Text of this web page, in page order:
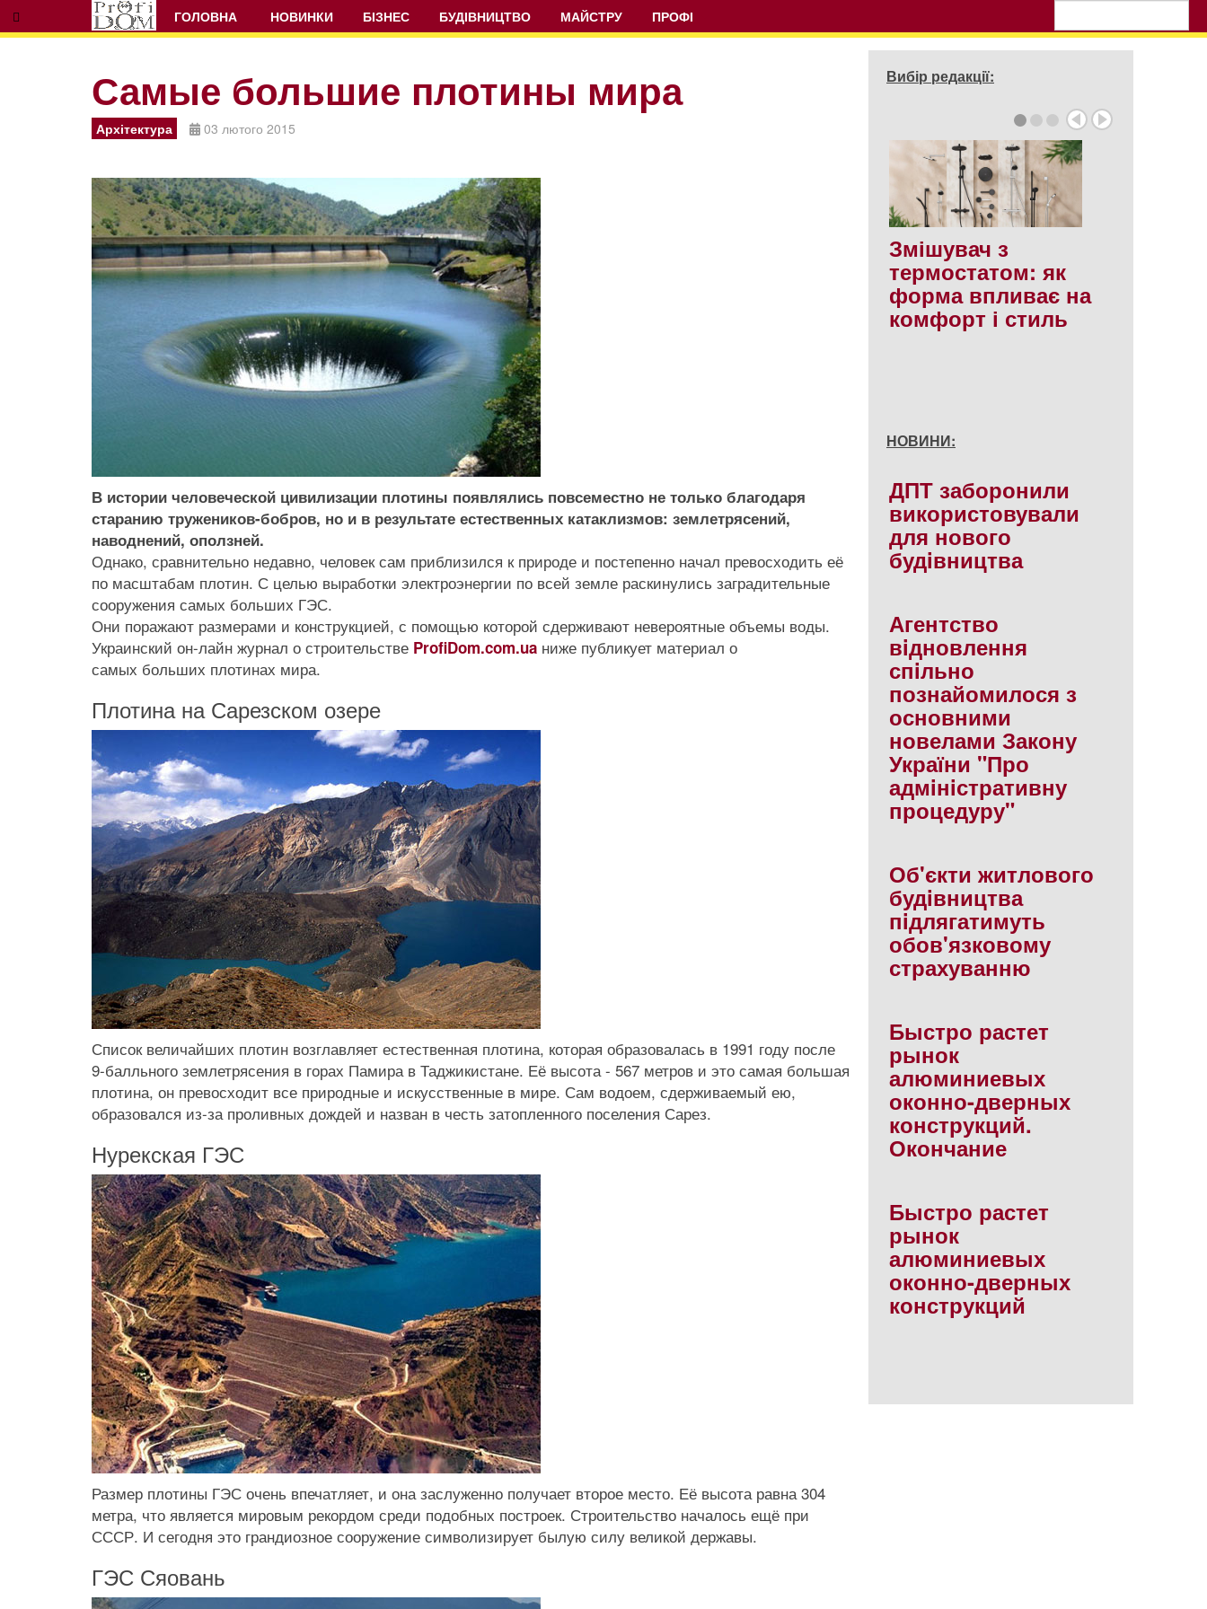
ГОЛОВНА НОВИНКИ БІЗНЕС БУДІВНИЦТВО МАЙСТРУ ПРОФІ
Самые большие плотины мира
Архітектура 03 лютого 2015
В истории человеческой цивилизации плотины появлялись повсеместно не только благодаря
старанию тружеников-бобров, но и в результате естественных катаклизмов: землетрясений,
наводнений, оползней.
Однако, сравнительно недавно, человек сам приблизился к природе и постепенно начал превосходить её
по масштабам плотин. С целью выработки электроэнергии по всей земле раскинулись заградительные
сооружения самых больших ГЭС.
Они поражают размерами и конструкцией, с помощью которой сдерживают невероятные объемы воды.
Украинский он-лайн журнал о строительстве ProfiDom.com.ua ниже публикует материал о
самых больших плотинах мира.
Плотина на Сарезском озере
Список величайших плотин возглавляет естественная плотина, которая образовалась в 1991 году после
9-балльного землетрясения в горах Памира в Таджикистане. Её высота - 567 метров и это самая большая
плотина, он превосходит все природные и искусственные в мире. Сам водоем, сдерживаемый ею,
образовался из-за проливных дождей и назван в честь затопленного поселения Сарез.
Нурекская ГЭС
Размер плотины ГЭС очень впечатляет, и она заслуженно получает второе место. Её высота равна 304
метра, что является мировым рекордом среди подобных построек. Строительство началось ещё при
СССР. И сегодня это грандиозное сооружение символизирует былую силу великой державы.
ГЭС Сяовань
Вибір редакції:
Prev
Змішувач з
термостатом: як
форма впливає на
комфорт і стиль
НОВИНИ:
ДПТ заборонили
використовували
для нового
будiвництва
Агентство
вiдновлення
спiльно
познайомилося з
основними
новелами Закону
України "Про
адмiнiстративну
процедуру"
Об'єкти житлового
будiвництва
пiдлягатимуть
обов'язковому
страхуванню
Быстро растет
рынок
алюминиевых
оконно-дверных
конструкций.
Окончание
Быстро растет
рынок
алюминиевых
оконно-дверных
конструкций